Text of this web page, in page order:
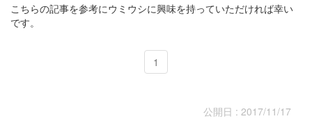
こちらの記事を参考にウミウシに興味を持っていただければ幸い
です。
1
公開日 : 2017/11/17